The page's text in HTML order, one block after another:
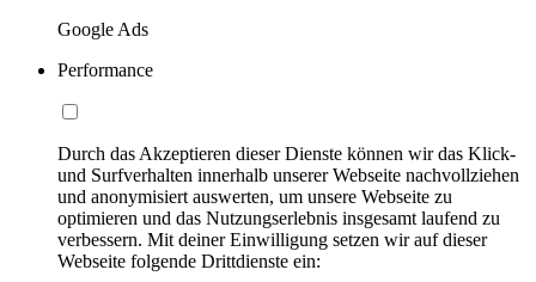
Google Ads
Performance
Durch das Akzeptieren dieser Dienste können wir das Klick-
und Surfverhalten innerhalb unserer Webseite nachvollziehen
und anonymisiert auswerten, um unsere Webseite zu
optimieren und das Nutzungserlebnis insgesamt laufend zu
verbessern. Mit deiner Einwilligung setzen wir auf dieser
Webseite folgende Drittdienste ein: